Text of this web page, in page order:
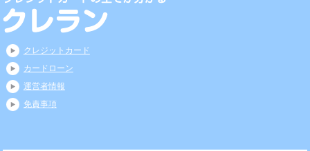
クレジットカード
カードローン
運営者情報
免責事項